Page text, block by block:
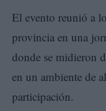
El evento reunió a
provincia en una
donde se midieron
en un ambiente de
participación.